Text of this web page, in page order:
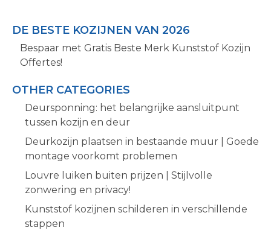
DE BESTE KOZIJNEN VAN 2026
Bespaar met Gratis Beste Merk Kunststof Kozijn
Offertes!
OTHER CATEGORIES
Deursponning: het belangrijke aansluitpunt
tussen kozijn en deur
Deurkozijn plaatsen in bestaande muur | Goede
montage voorkomt problemen
Louvre luiken buiten prijzen | Stijlvolle
zonwering en privacy!
Kunststof kozijnen schilderen in verschillende
stappen